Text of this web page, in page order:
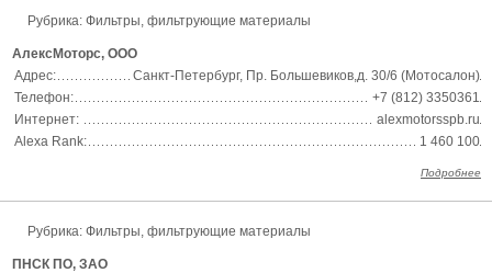
Рубрика: Фильтры, фильтрующие материалы
АлексМоторс, ООО
Адрес:
Санкт-Петербург, Пр. Большевиков,д. 30/6 (Мотосалон)
Телефон:
+7 (812) 3350361
Интернет:
alexmotorsspb.ru
Alexa Rank:
1 460 100
Подробнее
Рубрика: Фильтры, фильтрующие материалы
ПНСК ПО, ЗАО